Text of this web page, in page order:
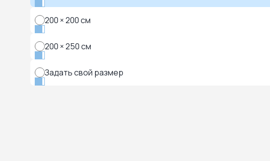
200 × 200 см
200 × 250 см
Задать свой размер